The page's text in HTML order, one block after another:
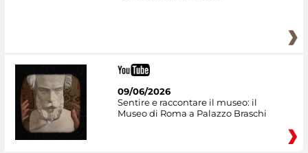
09/06/2026
Sentire e raccontare il museo: il
Museo di Roma a Palazzo Braschi